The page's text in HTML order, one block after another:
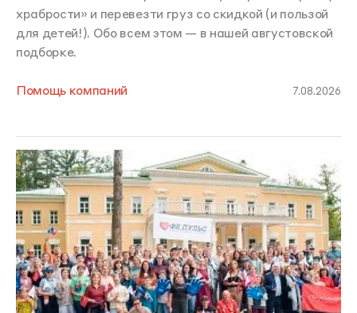
храбрости» и перевезти груз со скидкой (и пользой
для детей!). Обо всем этом — в нашей августовской
подборке.
Помощь компаний 7.08.2026